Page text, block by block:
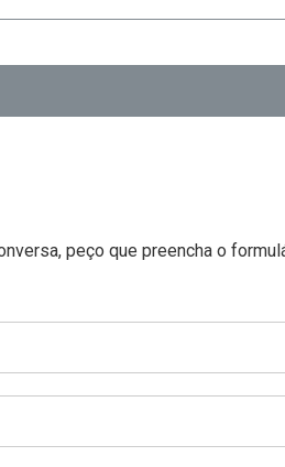
peço que preencha o